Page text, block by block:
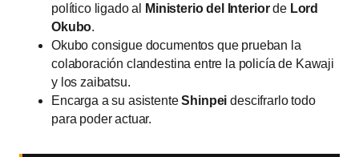
político ligado al Ministerio del Interiorde Lord
Okubo.
Okubo consigue documentos que prueban la
colaboración clandestina entre la policía de Kawaji
y los zaibatsu.
Encarga a su asistenteShinpei descifrarlo todo
para poder actuar.